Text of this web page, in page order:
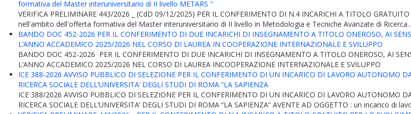
formativa del Master interuniversitario di II livello METARS "
VERIFICA PRELIMINARE 443/2026 _ (CdD 09/12/2025) PER IL CONFERIMENTO DI N.4 INCARICHI A TITOLO
nell'ambito dell'offerta formativa del Master interuniversitario di II livello in Metodologia e Tecniche Avanzate di Ricerca...
BANDO DOC 452-2026 PER IL CONFERIMENTO DI DUE INCARICHI DI INSEGNAMENTO A TITOLO ONEROSO, AI
L’ANNO ACCADEMICO 2025/2026 NEL CORSO DI LAUREA IN COOPERAZIONE INTERNAZIONALE E SVILUPPO
BANDO DOC 452-2026 PER IL CONFERIMENTO DI DUE INCARICHI DI INSEGNAMENTO A TITOLO ONEROSO, AI
L’ANNO ACCADEMICO 2025/2026 NEL CORSO DI LAUREA INCOOPERAZIONE INTERNAZIONALE E SVILUPPO
ICE 388-2026 AVVISO PUBBLICO DI SELEZIONE PER IL CONFERIMENTO DI UN INCARICO DI LAVORO AUTONOMO
RICERCA SOCIALE DELL’UNIVERSITA’ DEGLI STUDI DI ROMA “LA SAPIENZA
ICE 388/2026 AVVISO PUBBLICO DI SELEZIONE PER IL CONFERIMENTO DI UN INCARICO DI LAVORO AUTONOMO
RICERCA SOCIALE DELL’UNIVERSITA’ DEGLI STUDI DI ROMA “LA SAPIENZA” AVENTE AD OGGETTO : un incarico di